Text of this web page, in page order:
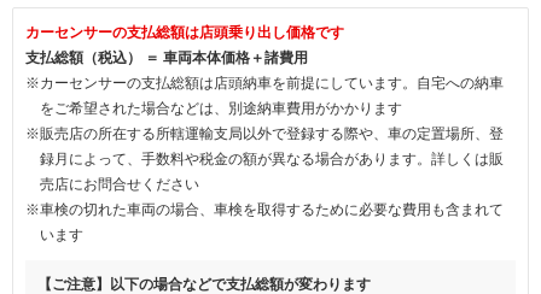
カーセンサーの支払総額は店頭乗り出し価格です
支払総額（税込） ＝ 車両本体価格＋諸費用
※カーセンサーの支払総額は店頭納車を前提にしています。自宅への納車
をご希望された場合などは、別途納車費用がかかります
※販売店の所在する所轄運輸支局以外で登録する際や、車の定置場所、登
録月によって、手数料や税金の額が異なる場合があります。詳しくは販
売店にお問合せください
※車検の切れた車両の場合、車検を取得するために必要な費用も含まれて
います
【ご注意】以下の場合などで支払総額が変わります